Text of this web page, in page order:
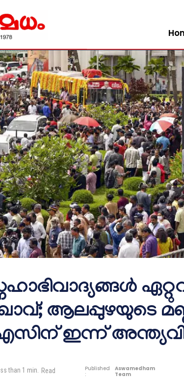
ആലപ്പുഴയുടെ
ഇന്ന്
than 1 min. Read
Published
:
Aswamedham
Team